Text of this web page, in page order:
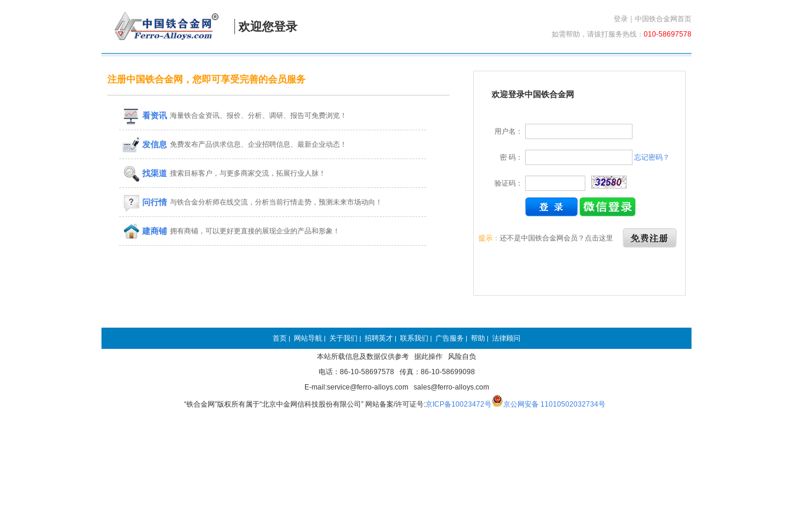
欢迎您登录
登录
中国铁合金网首页
如需帮助，请拔打服务热线： 010-58697578
注册中国铁合金网，您即可享受完善的会员服务
看资讯 海量铁合金资讯、报价、分析、调研、报告可免费浏览！
发信息 免费发布产品供求信息、企业招聘信息、最新企业动态！
找渠道 搜索目标客户，与更多商家交流，拓展行业人脉！
问行情 与铁合金分析师在线交流，分析当前行情走势，预测未来市场动向！
建商铺 拥有商铺，可以更好更直接的展现企业的产品和形象！
欢迎登录中国铁合金网
用户名：
密 码： 忘记密码？
验证码：
提示： 还不是中国铁合金网会员？点击这里
首页 | 网站导航 | 关于我们 | 招聘英才 | 联系我们 | 广告服务 | 帮助 | 法律顾问
本站所载信息及数据仅供参考 据此操作 风险自负
电话：86-10-58697578 传真：86-10-58699098
E-mail:service@ferro-alloys.com sales@ferro-alloys.com
“铁合金网”版权所有属于“北京中金网信科技股份有限公司” 网站备案/许可证号:京ICP备10023472号 京公网安备 11010502032734号